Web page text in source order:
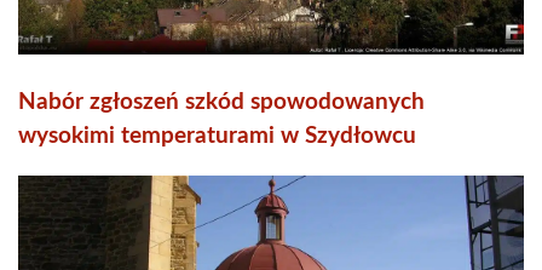
Nabór zgłoszeń szkód spowodowanych
wysokimi temperaturami w Szydłowcu